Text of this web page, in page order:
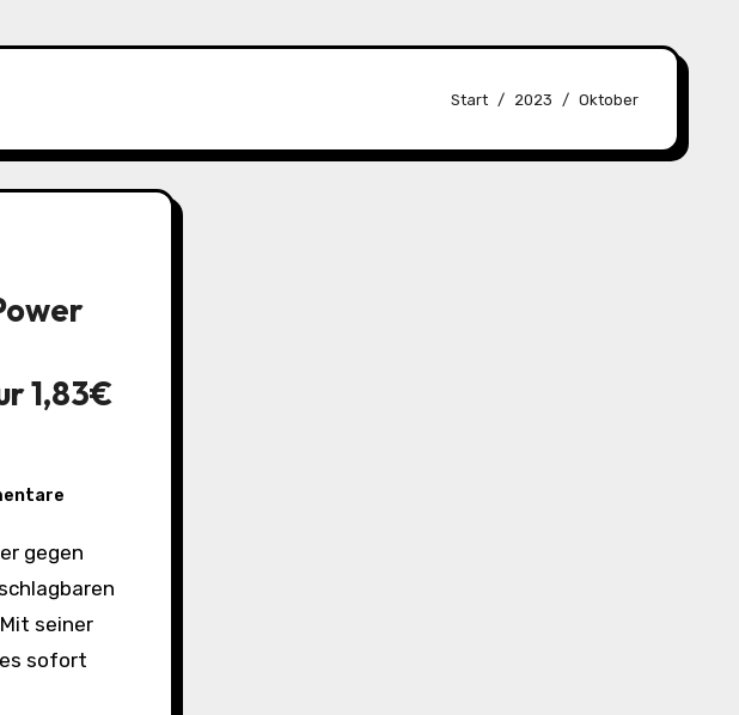
Start 2023 Oktober
1,83€
seiner
sofort